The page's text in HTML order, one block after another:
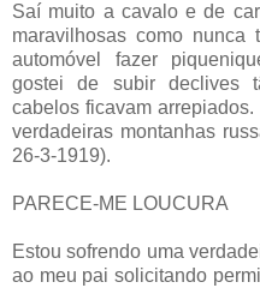
Saí muito a cavalo e de
maravilhosas como nunca
automóvel fazer
gostei de subir de­clives
cabelos ficavam
verdadeiras montanhas
26-3-1919).
PARECE-ME LOUCURA
Estou sofrendo uma
ao meu pai solicitando